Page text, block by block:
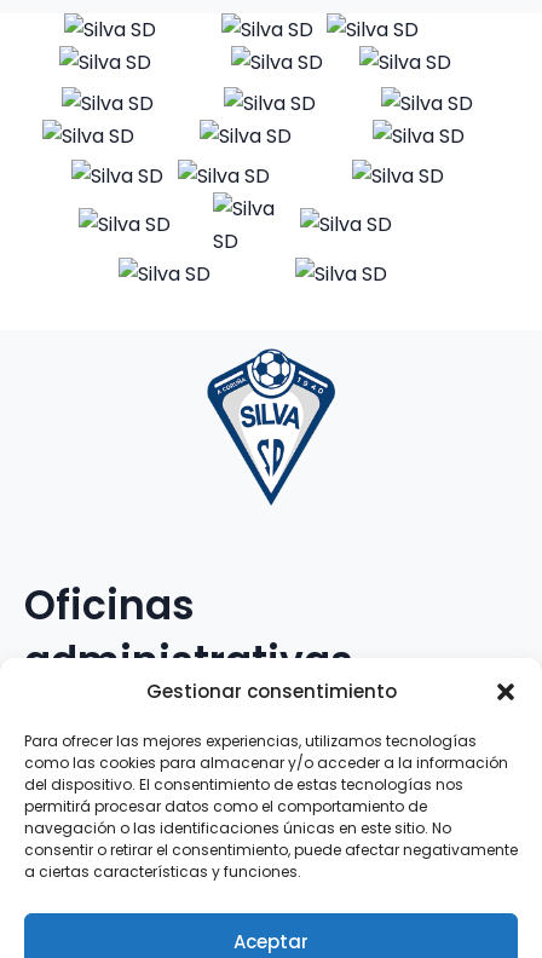
Gestionar consentimiento
Para ofrecer las mejores experiencias, utilizamos tecnologías
como las cookies para almacenar y/o acceder a la información
del dispositivo. El consentimiento de estas tecnologías nos
permitirá procesar datos como el comportamiento de
navegación o las identificaciones únicas en este sitio. No
consentir o retirar el consentimiento, puede afectar negativamente
a ciertas características y funciones.
Aceptar
Oficinas
administrativas
Avenida Galileo Galilei, 12
15.008 · A Coruña · España
Teléfono:881.069.303
WhatsApp:616.897.466